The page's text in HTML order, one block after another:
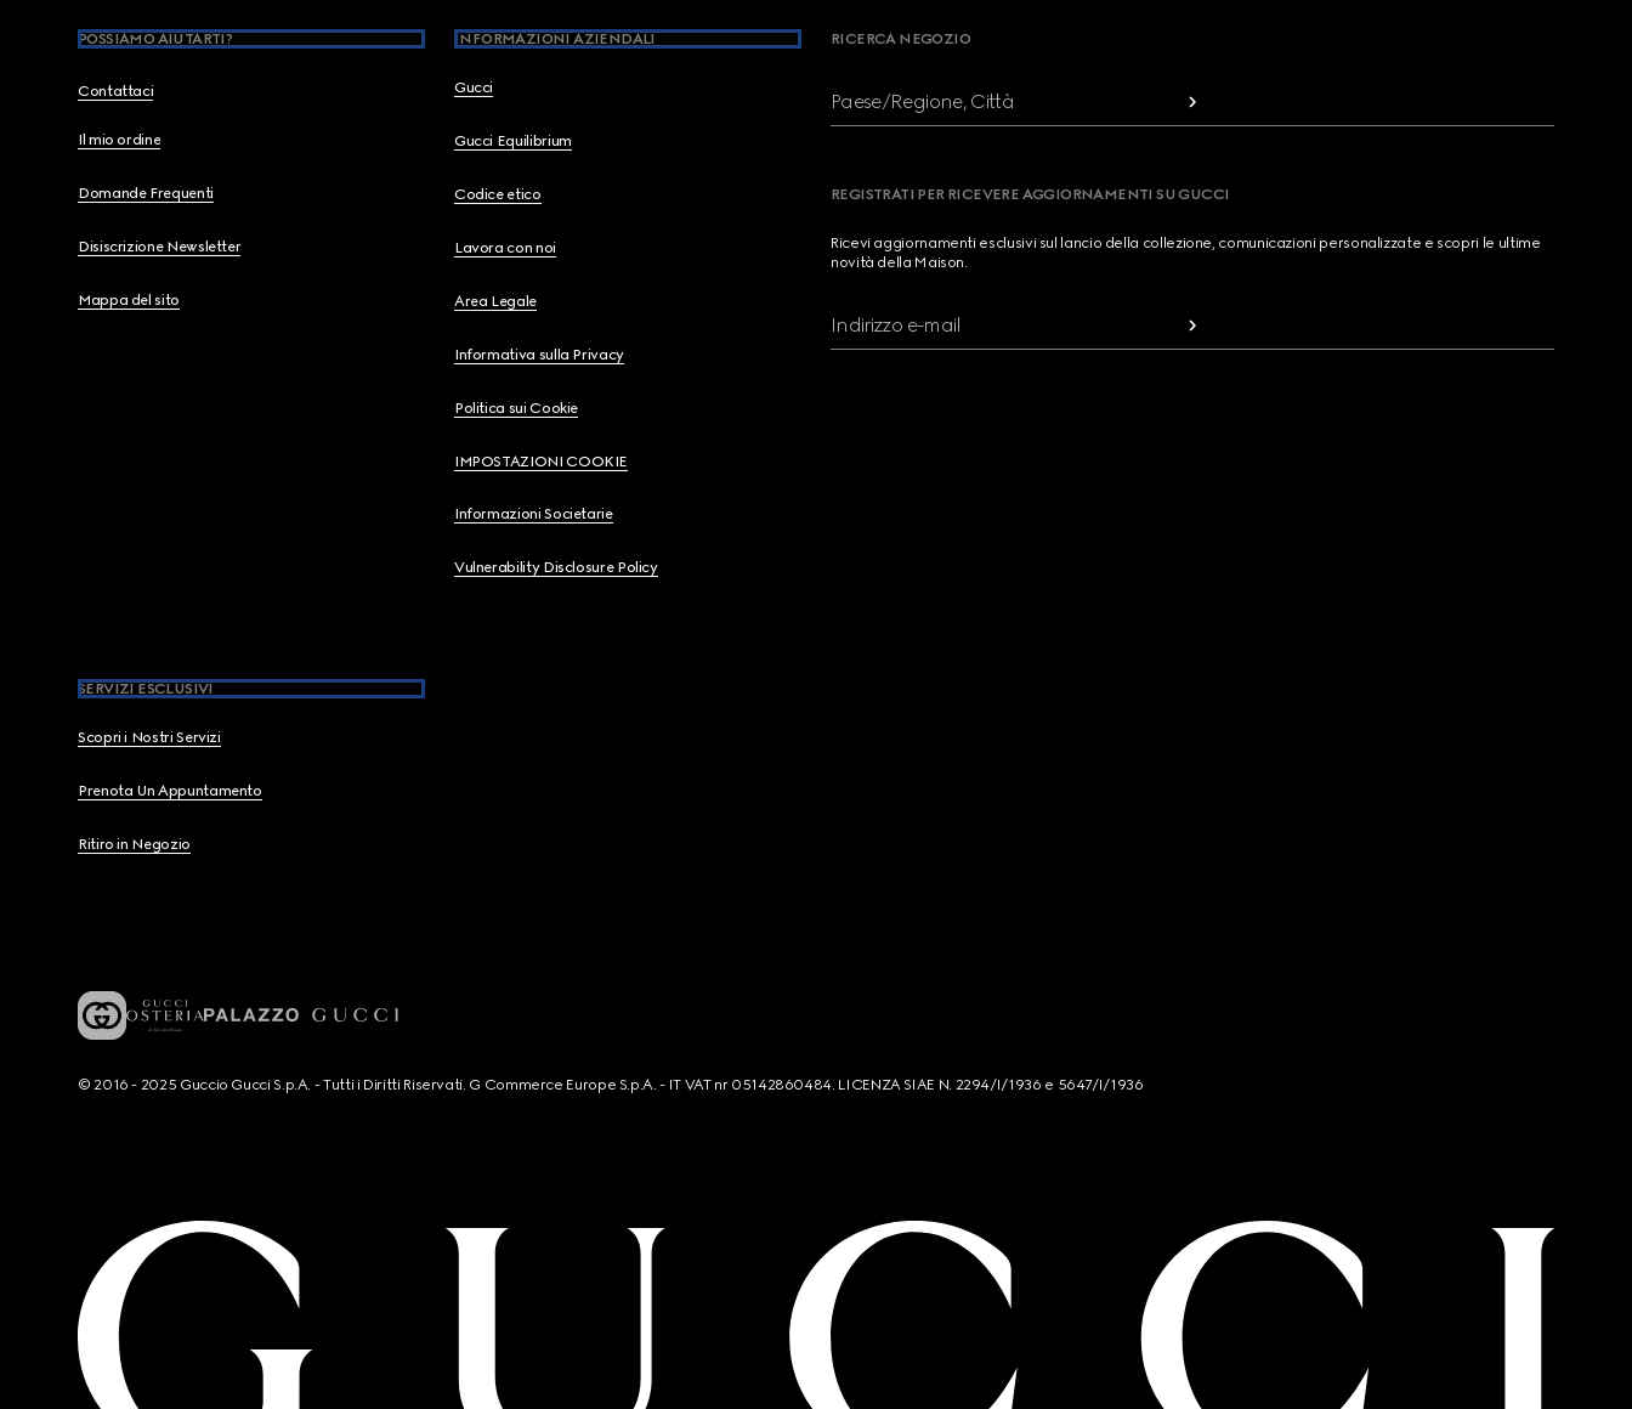
POSSIAMO AIUTARTI?
Contattaci
Il mio ordine
Domande Frequenti
Disiscrizione Newsletter
Mappa del sito
INFORMAZIONI AZIENDALI
Gucci
Gucci Equilibrium
Codice etico
Lavora con noi
Area Legale
Informativa sulla Privacy
Politica sui Cookie
IMPOSTAZIONI COOKIE
Informazioni Societarie
Vulnerability Disclosure Policy
SERVIZI ESCLUSIVI
Scopri i Nostri Servizi
Prenota Un Appuntamento
Ritiro in Negozio
RICERCA NEGOZIO
Paese/Regione, Città
REGISTRATI PER RICEVERE AGGIORNAMENTI SU GUCCI
Ricevi aggiornamenti esclusivi sul lancio della collezione, comunicazioni personalizzate e scopri le ultime
novità della Maison.
Indirizzo e-mail
© 2016 - 2025 Guccio Gucci S.p.A. - Tutti i Diritti Riservati. G Commerce Europe S.p.A. - IT VAT nr 05142860484. LICENZA SIAE N. 2294/I/1936 e 5647/I/1936